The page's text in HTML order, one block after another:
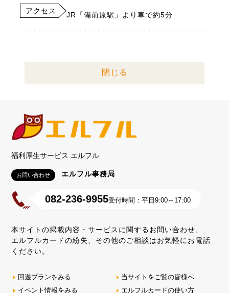
アクセス JR「備前原駅」より車で約5分
閉じる
福利厚生サービス エルフル
お問い合わせ エルフル事務局
082-236-9955受付時間：平日9:00～17:00
本サイトの掲載内容・サービスに関するお問い合わせ、
エルフルカードの紛失、その他のご相談はお気軽にお電話
ください。
回遊プランをみる
イベント情報をみる
当サイトをご覧の皆様へ
エルフルカードの使い方